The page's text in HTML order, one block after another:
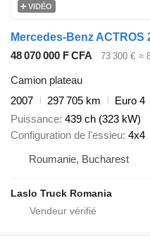
VIDÉO
48 070 000 F CFA 73 300 € ≈
Camion plateau
2007
297 705 km
Euro 4
Puissance 439 ch (323 kW)
Configuration de l'essieu 4x4
Roumanie, Bucharest
Laslo Truck Romania